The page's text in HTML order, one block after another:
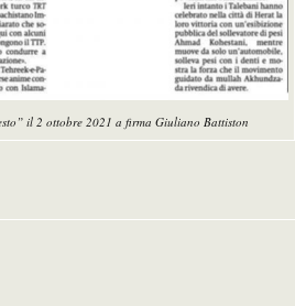
il 2 ottobre 2021 a firma Giuliano Battiston